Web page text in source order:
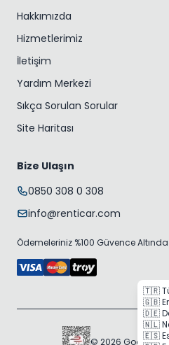
Hakkımızda
Hizmetlerimiz
İletişim
Yardım Merkezi
Sıkça Sorulan Sorular
Site Haritası
Bize Ulaşın
0850 308 0 308
info@renticar.com
Ödemeleriniz %100 Güvence Altında
© 2026 Gogocar
🇹🇷
🇬🇧
🇩🇪
🇳🇱
🇪🇸